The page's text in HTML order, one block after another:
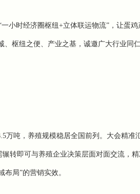
小时经济圈枢纽+立体联运物流”，让蛋鸡
、枢纽之便、产业之基，诚邀广大行业同
万吨，养殖规模稳居全国前列。大会精准
转即可与养殖企业决策层面对面交流，
局”的营销实效。